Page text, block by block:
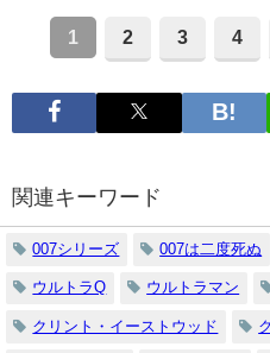
1 2 3 4
関連キーワード
007シリーズ 007は二度死ぬ
ウルトラQ ウルトラマン
クリント・イーストウッド